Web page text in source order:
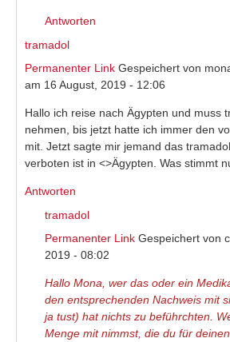
Antworten
tramadol
Permanenter Link Gespeichert von
am 16 August, 2019 - 12:06
Hallo ich reise nach Ägypten und muss
nehmen, bis jetzt hatte ich immer den
mit. Jetzt sagte mir jemand das
verboten ist in <>Ägypten. Was stimmt
Antworten
tramadol
Permanenter Link Gespeichert von
2019 - 08:02
Hallo Mona, wer das oder ein
den entsprechenden Nachweis mit
ja tust) hat nichts zu beführchten.
Menge mit nimmst, die du für